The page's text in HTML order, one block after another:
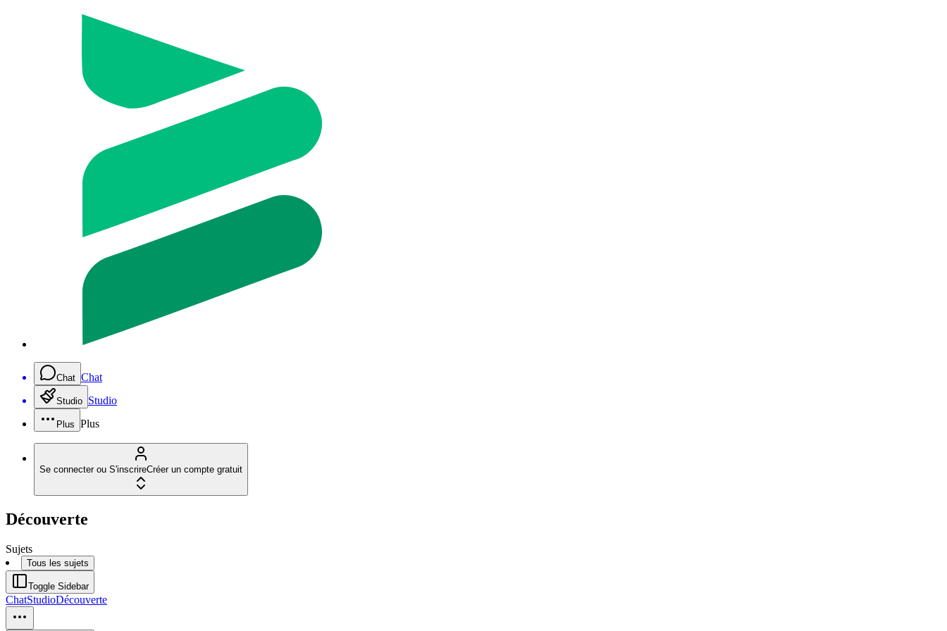
Chat Chat
Studio Studio
Plus Plus
Se connecter ou S'inscrireCréer un compte gratuit
Découverte
Sujets
Tous les sujets
Toggle Sidebar
ChatStudioDécouverte